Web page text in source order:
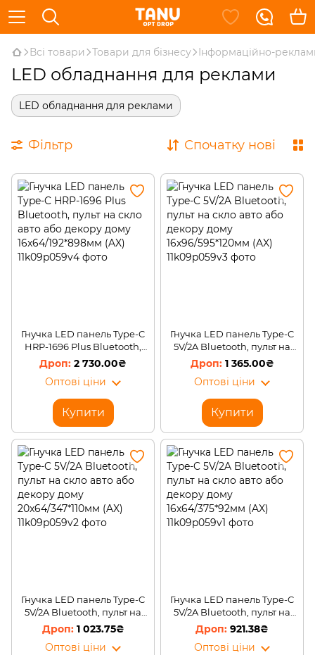
Всі товари Товари для бізнесу Інформаційно-
LED обладнання для реклами
LED обладнання для реклами
Фільтр Спочатку нові
Гнучка LED панель Type-C
HRP-1696 Plus Bluetooth,
пульт на скло авто або
16x64/192*898мм (AX)
2 730.00₴
Оптові ціни
Купити
Гнучка LED панель Type-C
5V/2A Bluetooth, пульт на
скло авто або декору дому
16x96/595*120мм (AX)
1 365.00₴
Оптові ціни
Купити
Гнучка LED панель Type-C
5V/2A Bluetooth, пульт на
скло авто або декору дому
20x64/347*110мм (AX)
1 023.75₴
Оптові ціни
Гнучка LED панель Type-C
5V/2A Bluetooth, пульт на
скло авто або декору дому
16x64/375*92мм (AX)
921.38₴
Оптові ціни